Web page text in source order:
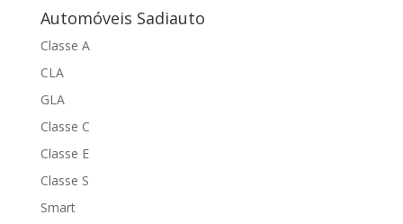
Automóveis Sadiauto
Classe A
CLA
GLA
Classe C
Classe E
Classe S
Smart